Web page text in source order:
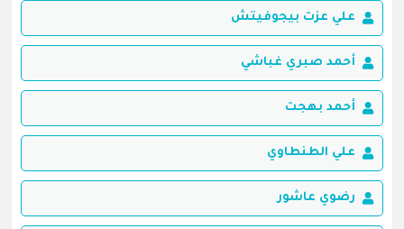
علي عزت بيجوفيتش
أحمد صبري غباشي
أحمد بهجت
علي الطنطاوي
رضوي عاشور